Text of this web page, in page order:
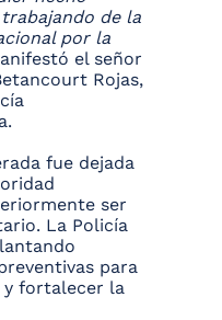
de la
por la
el señor
Rojas,
fue dejada
ser
La Policía
para
fortalecer la